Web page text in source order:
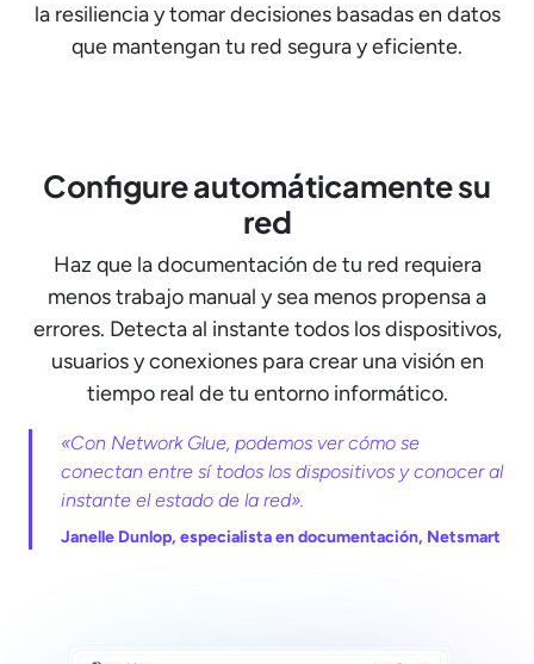
la resiliencia y tomar decisiones basadas en datos
que mantengan tu red segura y eficiente.
Configure automáticamente su
red
Haz que la documentación de tu red requiera
menos trabajo manual y sea menos propensa a
errores. Detecta al instante todos los dispositivos,
usuarios y conexiones para crear una visión en
tiempo real de tu entorno informático.
«Con Network Glue, podemos ver cómo se
conectan entre sí todos los dispositivos y conocer al
instante el estado de la red».
Janelle Dunlop, especialista en documentación, Netsmart